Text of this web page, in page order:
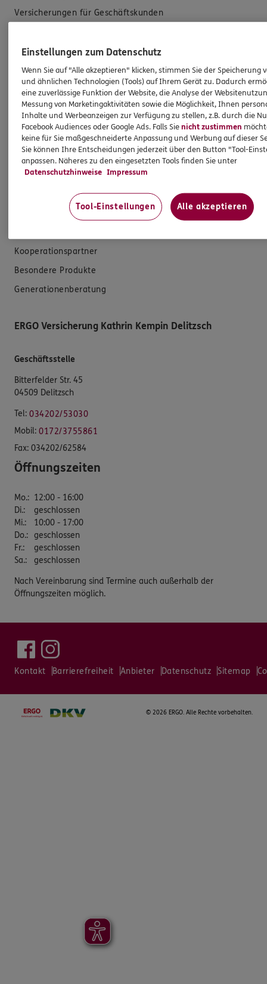
Versicherungen für Geschäftskunden
E-Mail schreiben
Schaden melden
Erstkontaktinformationen
EU-Offenlegungsvereinbarung
Datenverarbeitung
Unsere Agentur
Kooperationspartner
Besondere Produkte
Generationenberatung
ERGO Versicherung Kathrin Kempin Delitzsch
Geschäftsstelle
Bitterfelder Str. 45
04509 Delitzsch
Tel: 034202/53030
Mobil: 0172/3755861
Fax: 034202/62584
Öffnungszeiten
Mo.: 12:00 - 16:00
Di.:
geschlossen
Mi.:
10:00 - 17:00
Do.: geschlossen
Fr.:
geschlossen
Sa.: geschlossen
Nach Vereinbarung sind Termine auch außerhalb der
Öffnungszeiten möglich.
Kontakt Barrierefreiheit Anbieter Datenschutz Sitemap
© 2026 ERGO. Alle Rechte vorbehalten.
Einstellungen zum Datenschutz
Wenn Sie auf "Alle akzeptieren" klicken, stimmen Sie der Speicherung
und ähnlichen Technologien (Tools) auf Ihrem Gerät zu. Dadurch
eine zuverlässige Funktion der Website, die Analyse der
Messung von Marketingaktivitäten sowie die Möglichkeit, Ihnen
Inhalte und Werbeanzeigen zur Verfügung zu stellen, z.B. durch die
Facebook Audiences oder Google Ads. Falls Sienicht zustimmen
keine für Sie maßgeschneiderte Anpassung und Werbung auf dieser
Sie können Ihre Entscheidungen jederzeit über den Button "Tool-
anpassen. Näheres zu den eingesetzten Tools finden Sie unter
Datenschutzhinweise Impressum
Tool-Einstellungen Alle akzeptieren